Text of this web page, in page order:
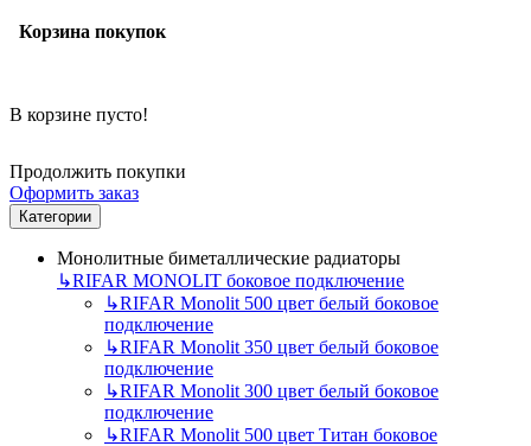
Корзина покупок
В корзине пусто!
Продолжить покупки
Оформить заказ
Категории
Монолитные биметаллические радиаторы
↳RIFAR MONOLIT боковое подключение
↳RIFAR Monolit 500 цвет белый боковое
подключение
↳RIFAR Monolit 350 цвет белый боковое
подключение
↳RIFAR Monolit 300 цвет белый боковое
подключение
↳RIFAR Monolit 500 цвет Титан боковое